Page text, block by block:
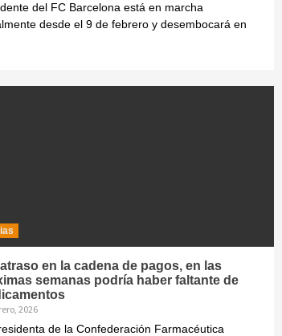
del FC Barcelona está en marcha
desde el 9 de febrero y desembocará en
en la cadena de pagos, en las
semanas podría haber faltante de
2026
de la Confederación Farmacéutica